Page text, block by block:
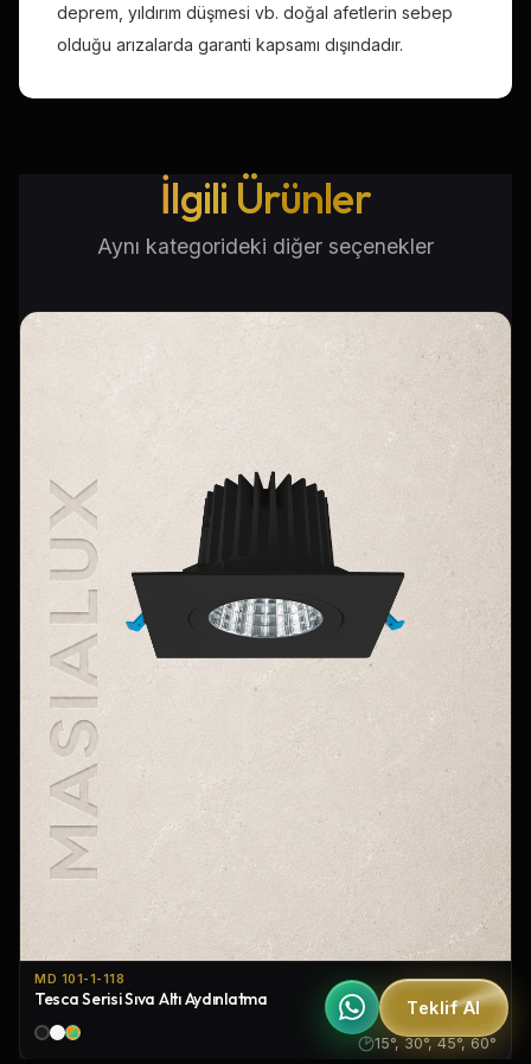
deprem, yıldırım düşmesi vb. doğal afetlerin sebep
olduğu arızalarda garanti kapsamı dışındadır.
İlgili Ürünler
Aynı kategorideki diğer seçenekler
MD 101-1-118
Tesca Serisi Sıva Altı Aydınlatma
15°, 30°, 45°, 60°
Teklif Al